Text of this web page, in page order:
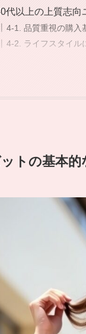
代以上の上質志向
4-1. 品質重視の購入
4-2. ライフスタイル
トの基本